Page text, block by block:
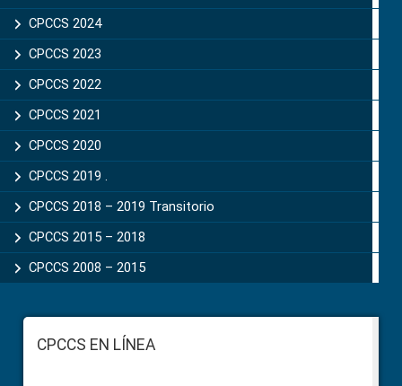
CPCCS 2024
CPCCS 2023
CPCCS 2022
CPCCS 2021
CPCCS 2020
CPCCS 2019 .
CPCCS 2018 – 2019 Transitorio
CPCCS 2015 – 2018
CPCCS 2008 – 2015
FooterCPCCS EN LÍNEA